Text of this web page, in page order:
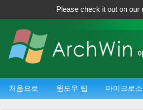
Please check it out on our
처음으로 윈도우 팁 마이크로